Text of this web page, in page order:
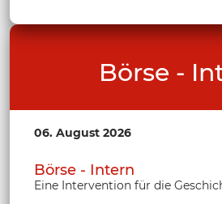
Börse -
06. August 2026
Börse - Intern
Eine Intervention für die